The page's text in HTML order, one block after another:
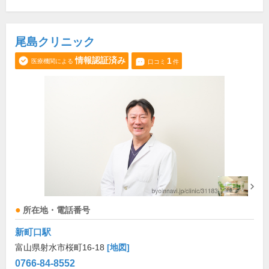
尾島クリニック
医療機関による 情報認証済み 口コミ 1件
所在地・電話番号
新町口駅
富山県射水市桜町16-18 [地図]
0766-84-8552